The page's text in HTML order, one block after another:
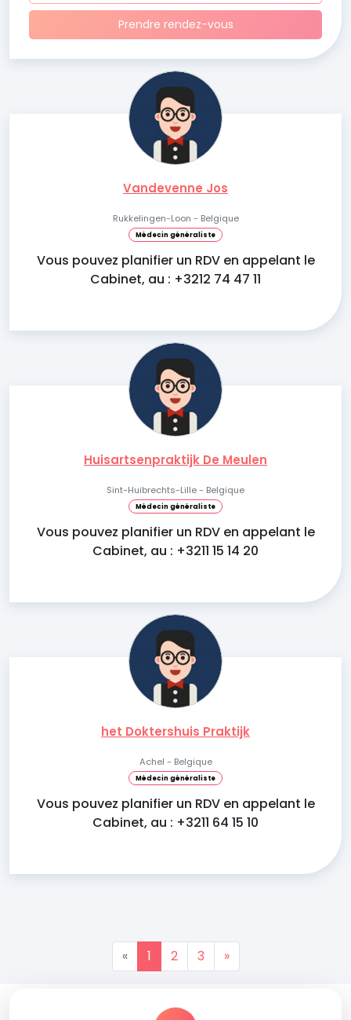
Prendre rendez-vous
Vandevenne Jos
Rukkelingen-Loon - Belgique
Médecin généraliste
Vous pouvez planifier un RDV en appelant le
Cabinet, au : +3212 74 47 11
Huisartsenpraktijk De Meulen
Sint-Huibrechts-Lille - Belgique
Médecin généraliste
Vous pouvez planifier un RDV en appelant le
Cabinet, au : +3211 15 14 20
het Doktershuis Praktijk
Achel - Belgique
Médecin généraliste
Vous pouvez planifier un RDV en appelant le
Cabinet, au : +3211 64 15 10
« 1 2 3 »